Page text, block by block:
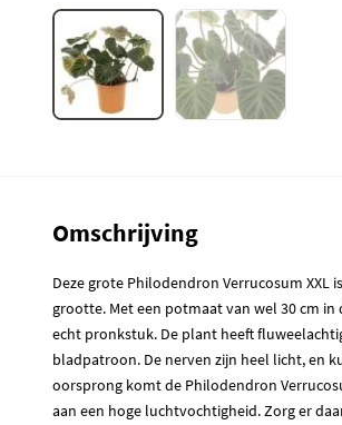
Omschrijving
Deze grote Philodendron Verrucosum
grootte. Met een potmaat van wel 30 cm
echt pronkstuk. De plant heeft
bladpatroon. De nerven zijn heel licht, en
oorsprong komt de Philodendron
aan een hoge luchtvochtigheid. Zorg er